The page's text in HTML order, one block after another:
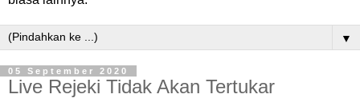
▼
05 September 2020
Live Rejeki Tidak Akan Tertukar